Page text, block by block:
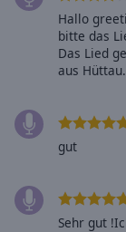
Size
Edge
Style
Hallo
bitte das
Das Lied
aus Hüttau.
gut
Sehr gut